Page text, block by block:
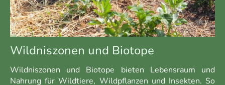
Wildniszonen und Biotope
Wildniszonen und Biotope bieten Lebensraum und
Nahrung für Wildtiere, Wildpflanzen und Insekten. So